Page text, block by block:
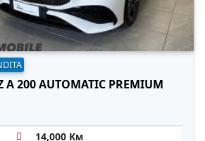
A 200 AUTOMATIC PREMIUM
14,000 Km